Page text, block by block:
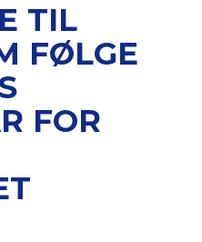
TIL
FØLGE
FOR